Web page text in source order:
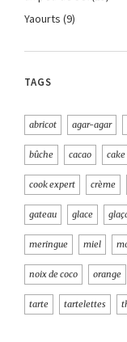
Yaourts (9)
TAGS
abricot agar-agar
bûche cacao cake
cook expert crème
gateau glace
meringue miel
noix de coco orange
tarte tartelettes